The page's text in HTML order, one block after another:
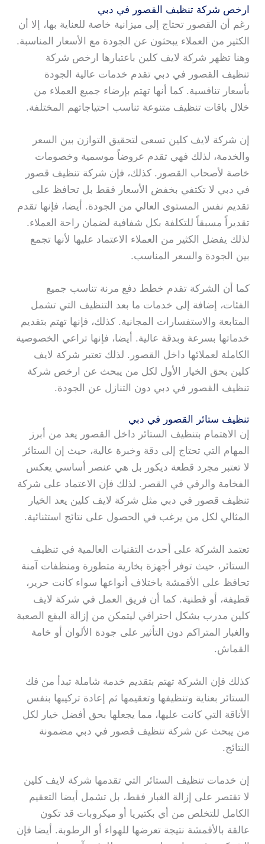
ارخص شركة تنظيف القصور في دبي
رغم أن القصور تحتاج إلى ميزانية خاصة للعناية بها، إلا أن
الكثير من العملاء يبحثون عن الجودة مع الأسعار المناسبة.
وهنا تظهر شركة لايف كلين باعتبارها ارخص شركة
تنظيف القصور في دبي تقدم خدمات عالية الجودة
بأسعار تنافسية. كما أنها تهتم بإرضاء جميع العملاء من
خلال باقات تنظيف متنوعة تناسب احتياجاتهم المختلفة.
إن شركة لايف كلين تسعى لتحقيق التوازن بين السعر
والخدمة، لذلك فهي تقدم عروضاً موسمية وخصومات
خاصة لأصحاب القصور. كذلك، فإن شركة تنظيف قصور
في دبي لا تكتفي بخفض الأسعار فقط بل تحافظ على
تقديم نفس المستوى العالي من الجودة. أيضا، فإنها تقدم
تقديراً مسبقاً للتكلفة بكل شفافية لضمان راحة العملاء.
لذلك يفضل الكثير من العملاء الاعتماد عليها لأنها تجمع
بين الجودة والسعر المناسب.
كما أن الشركة تقدم خطط دفع مرنة تناسب جميع
الفئات، إضافة إلى خدمات ما بعد التنظيف التي تشمل
المتابعة والاستفسارات المجانية. كذلك، فإنها تهتم بتقديم
خدماتها بسرعة وبدقة عالية. أيضا، فإنها تراعي الخصوصية
الكاملة لعملائها داخل القصور. لذلك تعتبر شركة لايف
كلين بحق الخيار الأول لكل من يبحث عن ارخص شركة
تنظيف القصور في دبي دون التنازل عن الجودة.
تنظيف ستائر القصور في دبي
إن الاهتمام بتنظيف الستائر داخل القصور يعد من أبرز
المهام التي تحتاج إلى دقة وخبرة عالية، حيث إن الستائر
لا تعتبر مجرد قطعة ديكور بل هي عنصر أساسي يعكس
الفخامة والرقي في القصر. لذلك فإن الاعتماد على شركة
تنظيف قصور في دبي مثل شركة لايف كلين يعد الخيار
المثالي لكل من يرغب في الحصول على نتائج استثنائية.
تعتمد الشركة على أحدث التقنيات العالمية في تنظيف
الستائر، حيث توفر أجهزة بخارية متطورة ومنظفات آمنة
تحافظ على الأقمشة باختلاف أنواعها سواء كانت حرير،
قطيفة، أو قطنية. كما أن فريق العمل في شركة لايف
كلين مدرب بشكل احترافي ليتمكن من إزالة البقع الصعبة
والغبار المتراكم دون التأثير على جودة الألوان أو خامة
القماش.
كذلك فإن الشركة تهتم بتقديم خدمة شاملة تبدأ من فك
الستائر بعناية وتنظيفها وتعقيمها ثم إعادة تركيبها بنفس
الأناقة التي كانت عليها، مما يجعلها بحق أفضل خيار لكل
من يبحث عن شركة تنظيف قصور في دبي مضمونة
النتائج.
إن خدمات تنظيف الستائر التي تقدمها شركة لايف كلين
لا تقتصر على إزالة الغبار فقط، بل تشمل أيضا التعقيم
الكامل للتخلص من أي بكتيريا أو ميكروبات قد تكون
عالقة بالأقمشة نتيجة تعرضها للهواء أو الرطوبة. أيضا فإن